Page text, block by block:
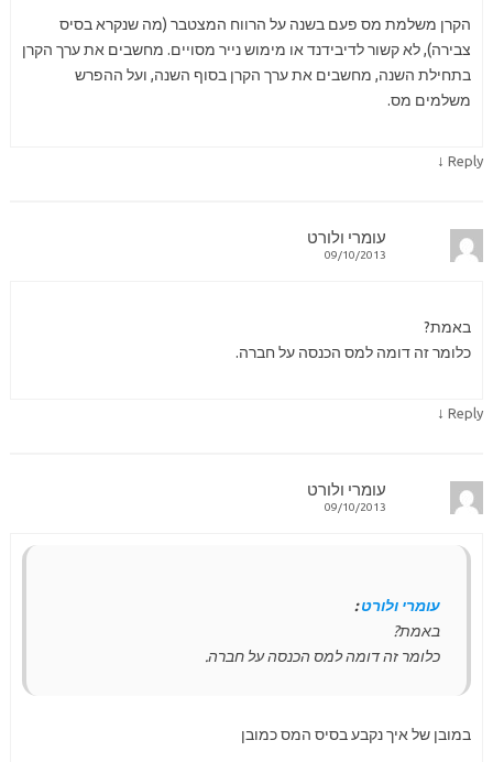
הקרן משלמת מס פעם בשנה על הרווח המצטבר (מה שנקרא בסיס
צבירה), לא קשור לדיבידנד או מימוש נייר מסויים. מחשבים את ערך הקרן
בתחילת השנה, מחשבים את ערך הקרן בסוף השנה, ועל ההפרש
משלמים מס.
Reply
↓
עומרי ולורט
09/10/2013
באמת?
כלומר זה דומה למס הכנסה על חברה.
Reply
↓
עומרי ולורט
09/10/2013
עומרי ולורט:
באמת?
כלומר זה דומה למס הכנסה על חברה.
במובן של איך נקבע בסיס המס כמובן